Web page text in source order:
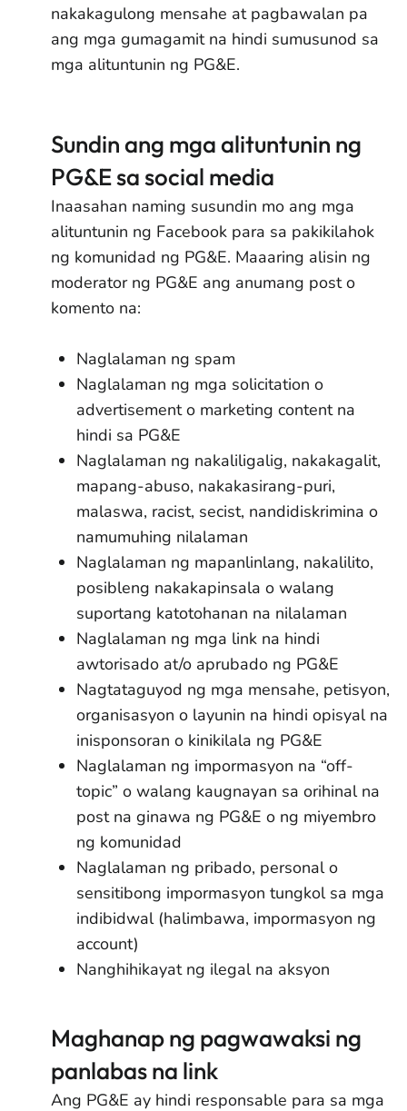
nakakagulong mensahe at pagbawalan pa
ang mga gumagamit na hindi sumusunod sa
mga alituntunin ng PG&E.
Sundin ang mga alituntunin ng
PG&E sa social media
Inaasahan naming susundin mo ang mga
alituntunin ng Facebook para sa pakikilahok
ng komunidad ng PG&E. Maaaring alisin ng
moderator ng PG&E ang anumang post o
komento na:
Naglalaman ng spam
Naglalaman ng mga solicitation o
advertisement o marketing content na
hindi sa PG&E
Naglalaman ng nakaliligalig, nakakagalit,
mapang-abuso, nakakasirang-puri,
malaswa, racist, secist, nandidiskrimina o
namumuhing nilalaman
Naglalaman ng mapanlinlang, nakalilito,
posibleng nakakapinsala o walang
suportang katotohanan na nilalaman
Naglalaman ng mga link na hindi
awtorisado at/o aprubado ng PG&E
Nagtataguyod ng mga mensahe, petisyon,
organisasyon o layunin na hindi opisyal na
inisponsoran o kinikilala ng PG&E
Naglalaman ng impormasyon na “off-
topic” o walang kaugnayan sa orihinal na
post na ginawa ng PG&E o ng miyembro
ng komunidad
Naglalaman ng pribado, personal o
sensitibong impormasyon tungkol sa mga
indibidwal (halimbawa, impormasyon ng
account)
Nanghihikayat ng ilegal na aksyon
Maghanap ng pagwawaksi ng
panlabas na link
Ang PG&E ay hindi responsable para sa mga